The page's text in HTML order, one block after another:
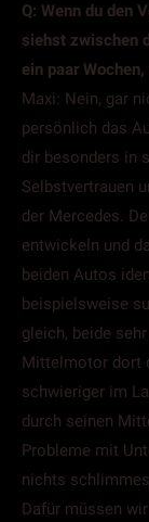
Q: Wenn du den
siehst zwischen
ein paar
Maxi: Nein, gar
persönlich das
dir besonders in
Selbstvertrauen
der Mercedes.
entwickeln und
beiden Autos
beispielsweise
gleich, beide
Mittelmotor dort
schwieriger im
durch seinen
Probleme mit
nichts
Dafür müssen